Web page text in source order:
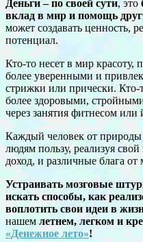
Деньги – по своей сути, это
вклад в мир и помощь
может создавать ценность,
потенциал.
Кто-то несет в мир красоту,
более уверенными и
стрижки или прически. Кто-
более здоровыми,
через занятия фитнесом или
Каждый человек от
людям пользу, реализуя
дoход, и различные блага от
Устраивать мозговые
искать способы, как
воплотить свои идеи в
нашем летнем, легком и
«Денежное лето»!